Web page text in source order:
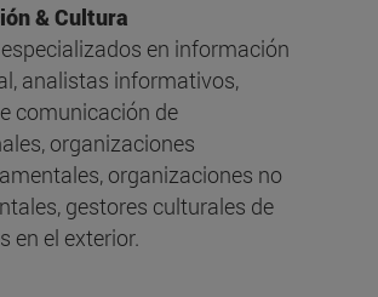
& Cultura
en información
analistas informativos,
comunicación de
organizaciones
organizaciones no
gestores culturales de
en el exterior.